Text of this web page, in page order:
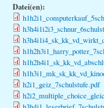
Datei(en):
h2i1_geiz_7schulstufe.pdf